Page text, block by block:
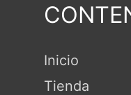
Inicio
Tienda